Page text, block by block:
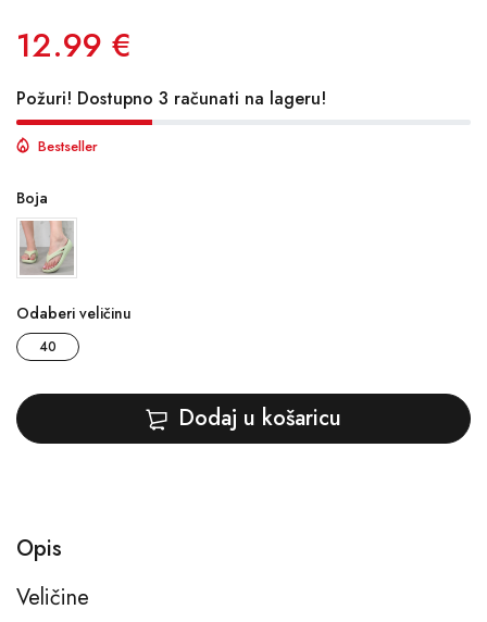
12.99 €
Požuri! Dostupno 3 računati na lageru!
Bestseller
Boja
Odaberi veličinu
40
Dodaj u košaricu
Opis
Veličine